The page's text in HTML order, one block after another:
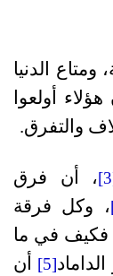
الدنيا
أولعوا
والتفرق.
، أن فرق
، وكل فرقة
فكيف في ما
[5]
أن